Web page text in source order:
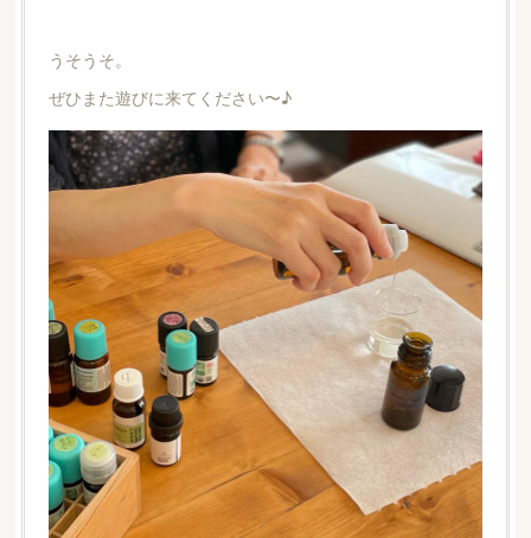
うそうそ。
ぜひまた遊びに来てください〜♪